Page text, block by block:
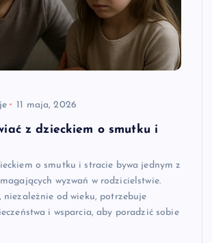
11 maja, 2026
z dzieckiem o smutku i
o smutku i stracie bywa jednym z
wyzwań w rodzicielstwie.
niezależnie od wieku, potrzebuje
i wsparcia, aby poradzić sobie